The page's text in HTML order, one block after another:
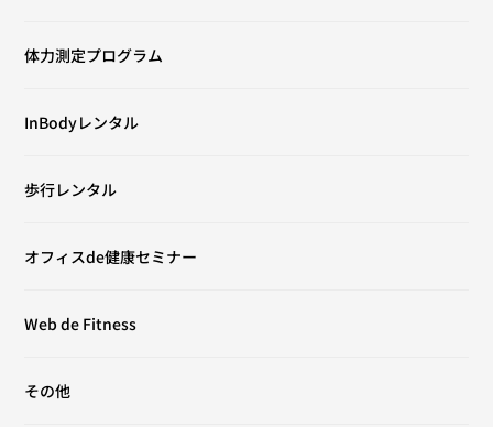
体力測定プログラム
InBodyレンタル
歩行レンタル
オフィスde健康セミナー
Web de Fitness
その他